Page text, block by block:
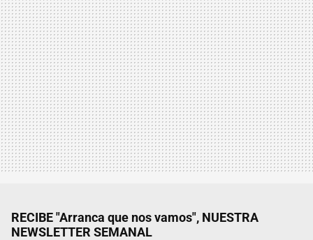
RECIBE "Arranca que nos vamos", NUESTRA
NEWSLETTER SEMANAL